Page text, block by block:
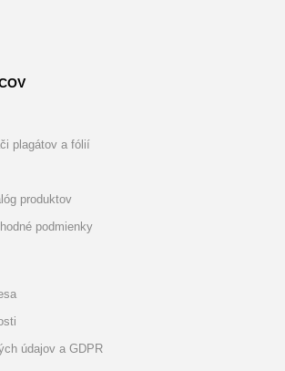
plagátov a fólií
produktov
podmienky
údajov a GDPR